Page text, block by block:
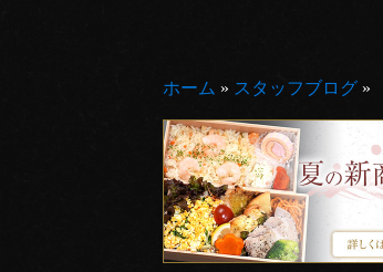
ホーム » スタッフブログ »